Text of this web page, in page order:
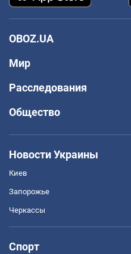
OBOZ.UA
Мир
Расследования
Общество
Новости Украины
Киев
Запорожье
Черкассы
Спорт